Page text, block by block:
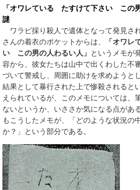
「オワレている たすけて下さい この
謎
ワラビ採り殺人で遺体となって発見さ
さんの着衣のポケットからは、
「オワ
い この男の人わるい人」 というメモが
容から、彼女たちは山中で出くわした不
づいて警戒し、周囲に助けを求めようと
結果として暴行された上で惨殺されると
えられているが、このメモについては、
ないというか、いささか気になる点があ
もこうしたメモが、「どのような状況の
か？」という部分である。